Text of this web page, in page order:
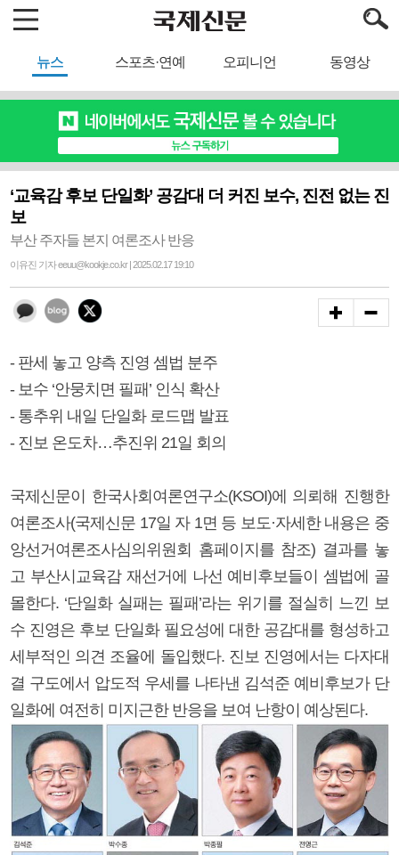
뉴스 스포츠·연예 오피니언 동영상
‘교육감 후보 단일화’ 공감대 더 커진 보수, 진전 없는 진
보
부산 주자들 본지 여론조사 반응
이유진 기자 eeuu@kookje.co.kr | 2025.02.17 19:10
- 판세 놓고 양측 진영 셈법 분주
- 보수 ‘안뭉치면 필패’ 인식 확산
- 통추위 내일 단일화 로드맵 발표
- 진보 온도차…추진위 21일 회의
국제신문이 한국사회여론연구소(KSOI)에 의뢰해 진행한
여론조사(국제신문 17일 자 1면 등 보도·자세한 내용은 중
앙선거여론조사심의위원회 홈페이지를 참조) 결과를 놓
고 부산시교육감 재선거에 나선 예비후보들이 셈법에 골
몰한다. ‘단일화 실패는 필패’라는 위기를 절실히 느낀 보
수 진영은 후보 단일화 필요성에 대한 공감대를 형성하고
세부적인 의견 조율에 돌입했다. 진보 진영에서는 다자대
결 구도에서 압도적 우세를 나타낸 김석준 예비후보가 단
일화에 여전히 미지근한 반응을 보여 난항이 예상된다.